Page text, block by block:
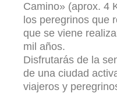
Camino» (aprox. 4
los peregrinos que
que se viene
mil años.
Disfrutarás de la
de una ciudad
viajeros y